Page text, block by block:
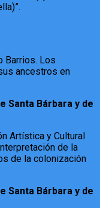
Barrios. Los
ancestros en
Santa Bárbara y de
Artística y Cultural
de la
de la colonización
Santa Bárbara y de